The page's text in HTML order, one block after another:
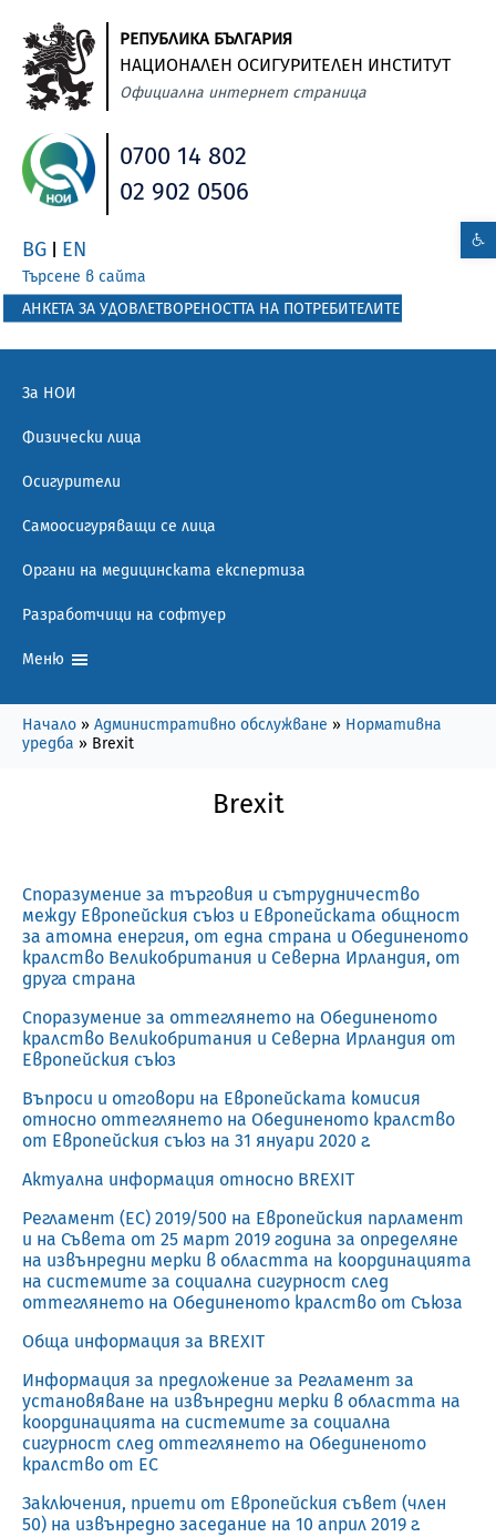
РЕПУБЛИКА БЪЛГАРИЯ
НАЦИОНАЛЕН ОСИГУРИТЕЛЕН ИНСТИТУТ
Официална интернет страница
0700 14 802
02 902 0506
BG EN
Търсене в сайта
АНКЕТА ЗА УДОВЛЕТВОРЕНОСТТА НА ПОТРЕБИТЕЛИТЕ
За НОИ
Физически лица
Осигурители
Самоосигуряващи се лица
Органи на медицинската експертиза
Разработчици на софтуер
Меню
Начало » Административно обслужване » Нормативна
уредба » Brexit
Brexit
Споразумение за търговия и сътрудничество
между Европейския съюз и Европейската общност
за атомна енергия, от една страна и Обединеното
кралство Великобритания и Северна Ирландия, от
друга страна
Споразумение за оттеглянето на Обединеното
кралство Великобритания и Северна Ирландия от
Европейския съюз
Въпроси и отговори на Европейската комисия
относно оттеглянето на Обединеното кралство
от Европейския съюз на 31 януари 2020 г.
Актуална информация относно BREXIT
Регламент (ЕС) 2019/500 на Европейския парламент
и на Съвета от 25 март 2019 година за определяне
на извънредни мерки в областта на координацията
на системите за социална сигурност след
оттеглянето на Обединеното кралство от Съюза
Обща информация за BREXIT
Информация за предложение за Регламент за
установяване на извънредни мерки в областта на
координацията на системите за социална
сигурност след оттеглянето на Обединеното
кралство от ЕС
Заключения, приети от Европейския съвет (член
50) на извънредно заседание на 10 април 2019 г.